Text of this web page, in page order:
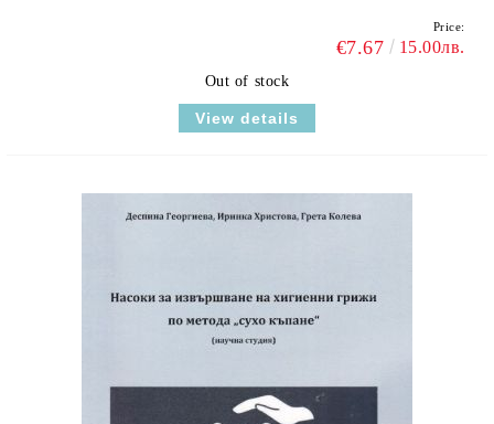
Price:
€7.67 15.00лв.
Out of stock
View details